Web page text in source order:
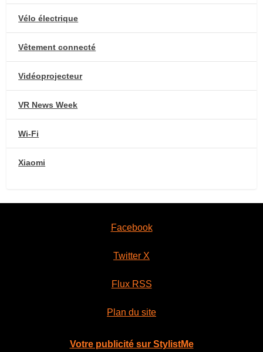
Vélo électrique
Vêtement connecté
Vidéoprojecteur
VR News Week
Wi-Fi
Xiaomi
Facebook
Twitter X
Flux RSS
Plan du site
Votre publicité sur StylistMe